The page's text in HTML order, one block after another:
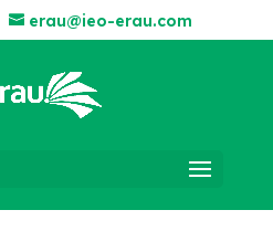
erau@ieo-erau.com